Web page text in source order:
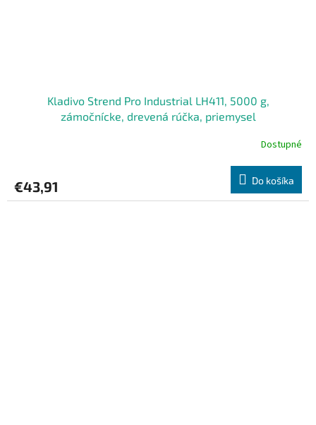
Kladivo Strend Pro Industrial LH411, 5000 g,
zámočnícke, drevená rúčka, priemysel
Dostupné
€43,91 Do košíka